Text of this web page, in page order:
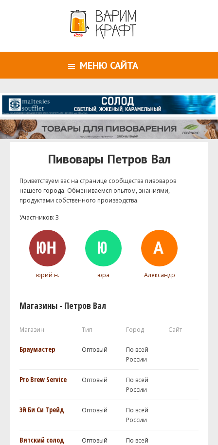
МЕНЮ САЙТА
Пивовары Петров Вал
Приветствуем ваc на странице сообщества пивоваров
нашего города. Обмениваемся опытом, знаниями,
продуктами собственного производства.
Участников: 3
юрий н. юра Александр
Магазины - Петров Вал
Магазин Тип Город Сайт
Браумастер Оптовый
По всей
России
Pro Brew Service Оптовый
По всей
России
Эй Би Си Трейд Оптовый
По всей
России
Вятский солод Оптовый
По всей